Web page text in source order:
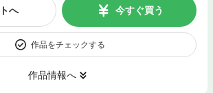
へ 今すぐ買う
作品をチェックする
作品情報へ